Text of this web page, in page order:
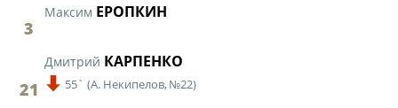
3
Максим ЕРОПКИН
21
Дмитрий КАРПЕНКО
55` (А. Некипелов, №22)